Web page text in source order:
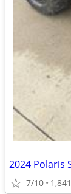
2024 Polaris
7/10